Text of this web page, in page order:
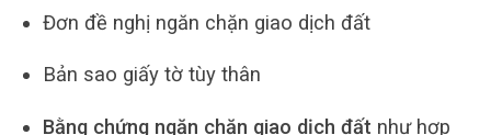
Đơn đề nghị ngăn chặn giao dịch đất
Bản sao giấy tờ tùy thân
Bằng chứng ngăn chặn giao dịch đất như hợp